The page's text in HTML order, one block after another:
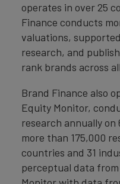
operates in over 25
Finance conducts
valuations,
research, and
rank brands across
Brand Finance also
Equity Monitor,
research annually
more than 175,000
countries and 31
perceptual data